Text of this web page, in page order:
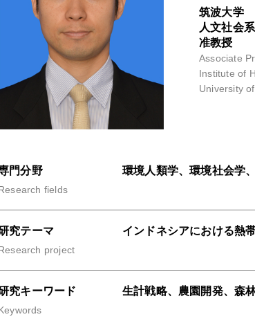
筑波大学
人文社会系
准教授
Associate
Institute of
University
門分野
fields
環境人類学、環境社会学
究テーマ
project
インドネシアにおける熱
究キーワード 生計戦略、農園開発、森